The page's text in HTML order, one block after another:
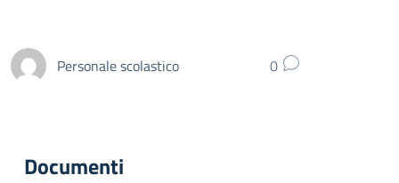
Personale scolastico 0
Documenti